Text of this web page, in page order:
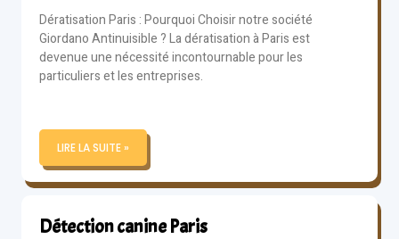
Dératisation Paris : Pourquoi Choisir notre société
Giordano Antinuisible ? La dératisation à Paris est
devenue une nécessité incontournable pour les
particuliers et les entreprises.
LIRE LA SUITE »
Détection canine Paris